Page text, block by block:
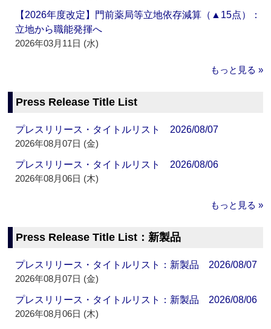
【2026年度改定】門前薬局等立地依存減算（▲15点）：
立地から職能発揮へ
2026年03月11日 (水)
もっと見る »
Press Release Title List
プレスリリース・タイトルリスト 2026/08/07
2026年08月07日 (金)
プレスリリース・タイトルリスト 2026/08/06
2026年08月06日 (木)
もっと見る »
Press Release Title List：新製品
プレスリリース・タイトルリスト：新製品 2026/08/07
2026年08月07日 (金)
プレスリリース・タイトルリスト：新製品 2026/08/06
2026年08月06日 (木)